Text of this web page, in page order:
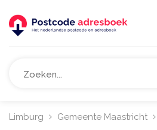
Limburg Gemeente Maastricht